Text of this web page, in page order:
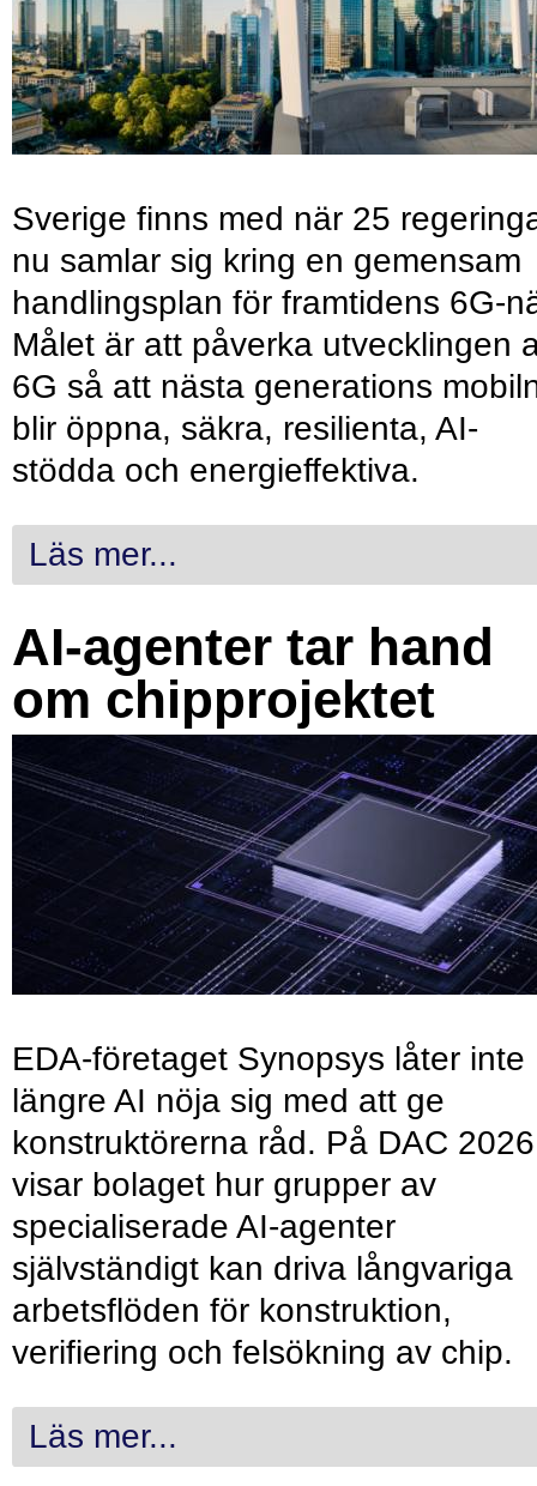
Sverige finns med när 25
nu samlar sig kring en gemensam
handlingsplan för framtidens 6G-
Målet är att påverka utvecklingen
6G så att nästa generations
blir öppna, säkra, resilienta, AI-
stödda och energieffektiva.
Läs mer...
AI-agenter tar hand
om chipprojektet
EDA-företaget Synopsys låter inte
längre AI nöja sig med att ge
konstruktörerna råd. På DAC 2026
visar bolaget hur grupper av
specialiserade AI-agenter
självständigt kan driva långvariga
arbetsflöden för konstruktion,
verifiering och felsökning av chip.
Läs mer...